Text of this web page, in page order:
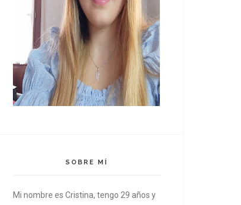
SOBRE MÍ
Mi nombre es Cristina, tengo 29 años y